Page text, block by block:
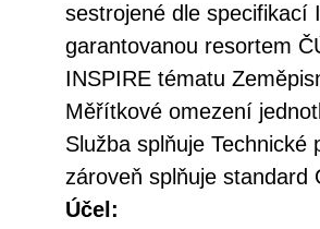
sestrojené dle
garantovanou resortem
INSPIRE tématu
Měřítkové omezení
Služba splňuje
zároveň splňuje
Účel: